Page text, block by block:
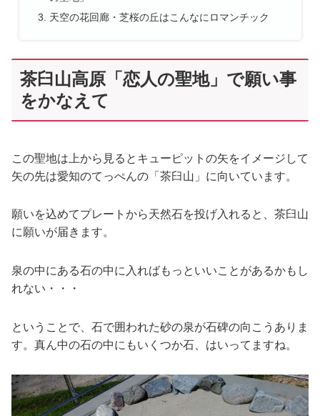
天空の花回廊・芝桜の丘はこんなにロマンチック
茶臼山高原「恋人の聖地」で願い事
をかなえて
この聖地は上から見るとキューピットの矢をイメージして
矢の先は愛知のてっぺんの「茶臼山」に向いています。
願いを込めてプレートから天然石を投げ入れると、茶臼山
に願いが届きます。
泉の中にある石の中に入ればもっといいことがあるかもし
れない・・・
ということで、石で囲われた砂の泉が石碑の向こうありま
す。真ん中の石の中にもいくつか石、はいってますね。